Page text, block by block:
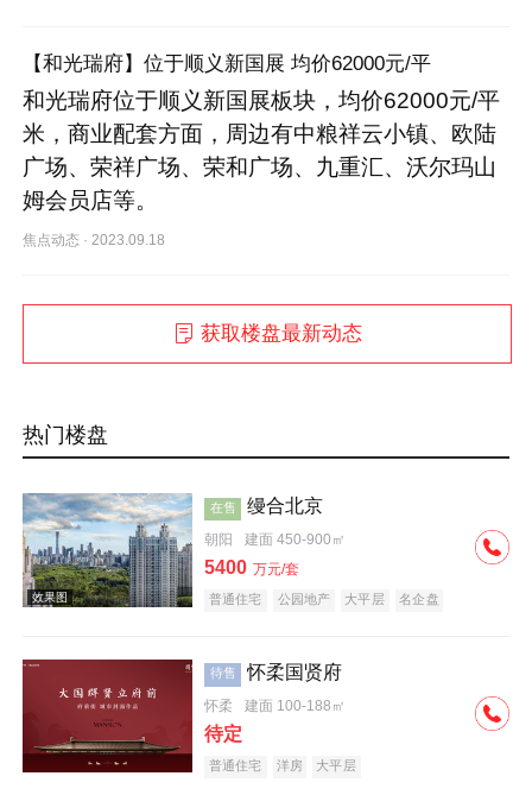
【和光瑞府】位于顺义新国展 均价62000元/平
和光瑞府位于顺义新国展板块，均价62000元/平
米，商业配套方面，周边有中粮祥云小镇、欧陆
广场、荣祥广场、荣和广场、九重汇、沃尔玛山
姆会员店等。
焦点动态 ·2023.09.18
获取楼盘最新动态
热门楼盘
在售 缦合北京
朝阳 建面 450-900㎡
5400 万元/套
普通住宅 公园地产 大平层 名企盘
待售 怀柔国贤府
怀柔 建面 100-188㎡
待定
普通住宅 洋房 大平层